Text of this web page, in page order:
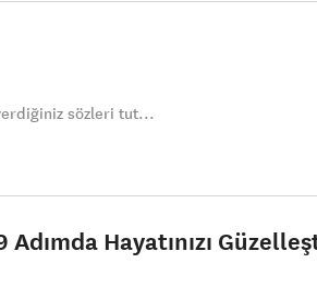
sözleri tut...
Hayatınızı